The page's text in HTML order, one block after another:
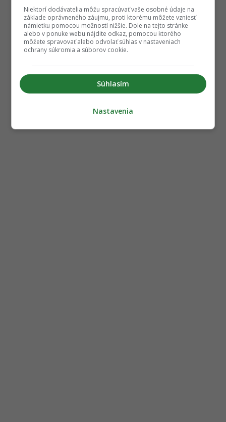
Niektorí dodávatelia môžu spracúvať vaše osobné údaje na
základe oprávneného záujmu, proti ktorému môžete vzniesť
námietku pomocou možností nižšie. Dole na tejto stránke
alebo v ponuke webu nájdite odkaz, pomocou ktorého
môžete spravovať alebo odvolať súhlas v nastaveniach
ochrany súkromia a súborov cookie.
Súhlasím
Nastavenia